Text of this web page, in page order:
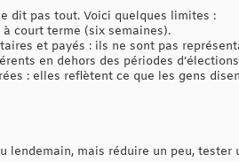
dit pas tout. Voici quelques limites :
court terme (six semaines).
et payés : ils ne sont pas
en dehors des périodes
: elles reflètent ce que les gens
lendemain, mais réduire un peu,